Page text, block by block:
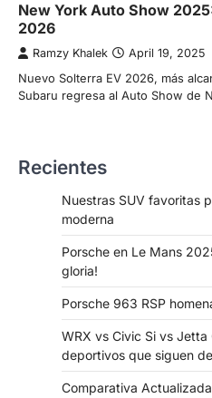
New York Auto Show
2026
Ramzy Khalek April 19, 2025
Nuevo Solterra EV 2026, más
Subaru regresa al Auto Show de
Recientes
Nuestras SUV favoritas
moderna
Porsche en Le Mans
gloria!
Porsche 963 RSP
WRX vs Civic Si vs
deportivos que siguen
Comparativa